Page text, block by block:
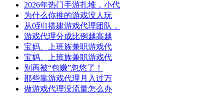
2026年热门手游扎堆，小代
为什么你推的游戏没人玩
从0到1搭建游戏代理团队，
游戏代理分成比例越高越
宝妈、上班族兼职游戏代
宝妈、上班族兼职游戏代
别再被“包赚”忽悠了！
那些靠游戏代理月入过万
做游戏代理没流量怎么办